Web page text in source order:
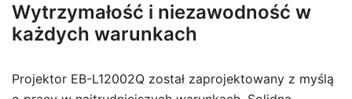
Wytrzymałość i niezawodność w
każdych warunkach
Projektor EB-L12002Q został zaprojektowany z myślą